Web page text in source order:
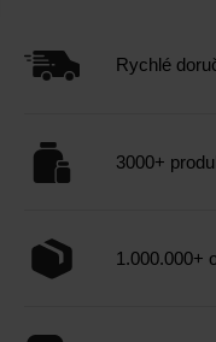
Rychlé
3000+
1.000.000+